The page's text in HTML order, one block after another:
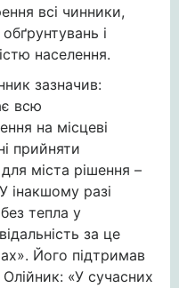
всі чинники,
і
населення.
зазначив:
всю
на місцеві
прийняти
міста рішення –
інакшому разі
тепла у
за це
Його підтримав
«У сучасних